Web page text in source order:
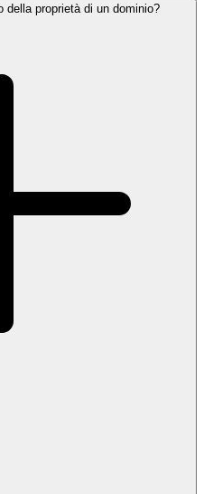
della proprietà di un dominio?